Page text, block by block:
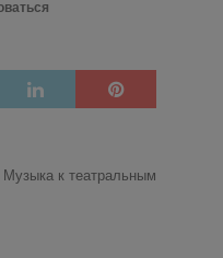
Музыка к театральным